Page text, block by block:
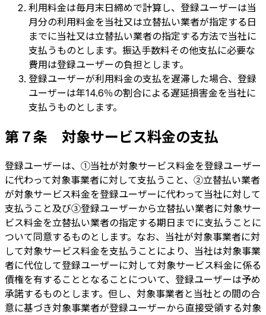
利用料金は毎月末日締めで計算し、登録ユーザーは当
月分の利用料金を当社又は立替払い業者が指定する日
までに当社又は立替払い業者の指定する方法で当社に
支払うものとします。振込手数料その他支払に必要な
費用は登録ユーザーの負担とします。
登録ユーザーが利用料金の支払を遅滞した場合、登録
ユーザーは年14.6％の割合による遅延損害金を当社に
支払うものとします。
第７条 対象サービス料金の支払
登録ユーザーは、①当社が対象サービス料金を登録ユーザー
に代わって対象事業者に対して支払うこと、②立替払い業者
が対象サービス料金を登録ユーザーに代わって当社に対して
支払うこと及び③登録ユーザーから立替払い業者に対象サー
ビス料金を立替払い業者の指定する期日までに支払うことに
ついて同意するものとします。なお、当社が対象事業者に対
して対象サービス料金を支払うことにより、当社は対象事業
者に代位して登録ユーザーに対して対象サービス料金に係る
債権を有することとなることについて、登録ユーザーは予め
承諾するものとします。但し、対象事業者と当社との間の合
意に基づき対象事業者が登録ユーザーから直接受領する対象